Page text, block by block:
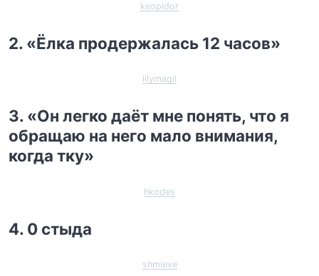
keopidor
2. «Ёлка продержалась 12 часов»
lilymagil
3. «Он легко даёт мне понять, что я
обращаю на него мало внимания,
когда тку»
hkodes
4. 0 стыда
shmieve